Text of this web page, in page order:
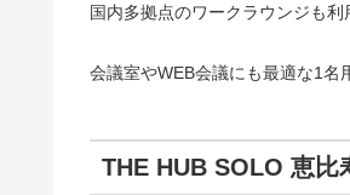
国内多拠点のワークラウンジも
会議室やWEB会議にも最適な1
THE HUB SOLO 恵比